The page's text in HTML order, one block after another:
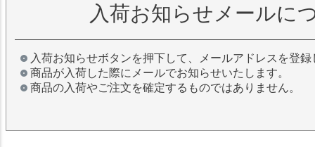
入荷お知らせメールに
入荷お知らせボタンを押下して、メールアドレスを登
商品が入荷した際にメールでお知らせいたします。
商品の入荷やご注文を確定するものではありません。